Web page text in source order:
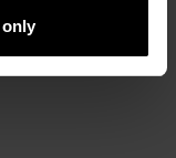
only